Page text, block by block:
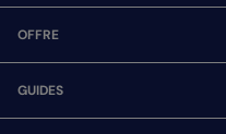
OFFRE
GUIDES